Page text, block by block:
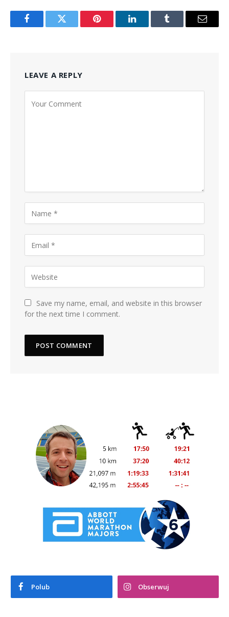
FacebookTwitter Pinterest LinkedInTumblr Email
LEAVE A REPLY
Save my name, email, and website in this browser
for the next time I comment.
Polub Obserwuj